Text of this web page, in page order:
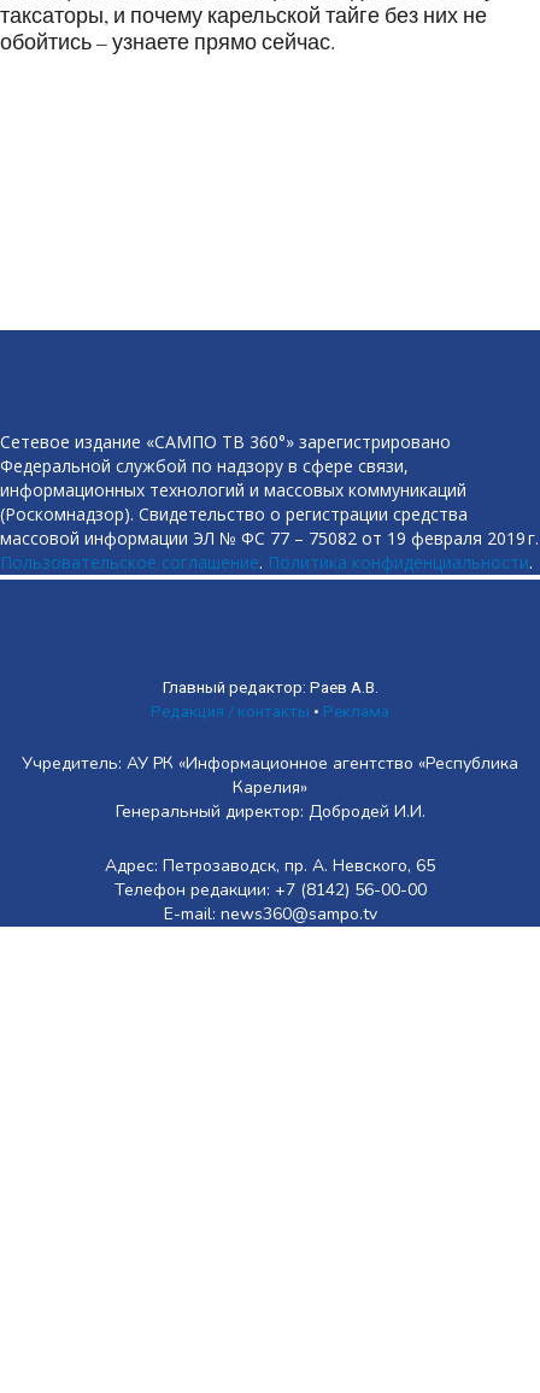
таксаторы, и почему карельской тайге без них не
обойтись – узнаете прямо сейчас.
Сетевое издание «САМПО ТВ 360°» зарегистрировано
Федеральной службой по надзору в сфере связи,
информационных технологий и массовых коммуникаций
(Роскомнадзор). Свидетельство о регистрации средства
массовой информации ЭЛ № ФС 77 – 75082 от 19 февраля 2019 г.
Пользовательское соглашение. Политика конфиденциальности.
Главный редактор: Раев А.В.
Редакция / контакты • Реклама
Учредитель: АУ РК «Информационное агентство «Республика
Карелия»
Генеральный директор: Добродей И.И.
Адрес: Петрозаводск, пр. А. Невского, 65
Телефон редакции: +7 (8142) 56-00-00
E-mail: news360@sampo.tv